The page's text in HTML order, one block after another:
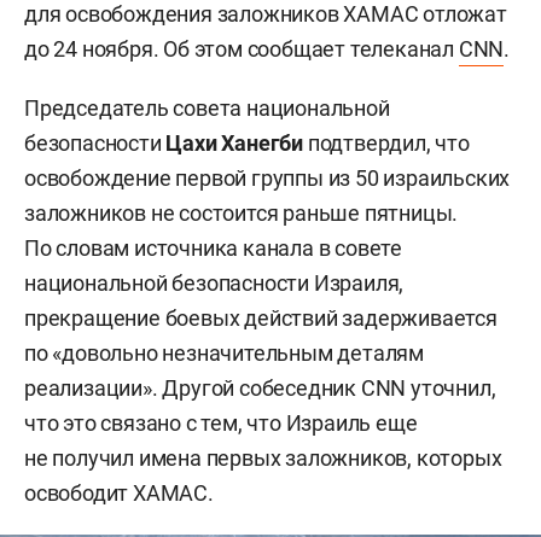
для освобождения заложников ХАМАС отложат
до 24 ноября. Об этом сообщает телеканал CNN.
Председатель совета национальной
безопасности Цахи Ханегби подтвердил, что
освобождение первой группы из 50 израильских
заложников не состоится раньше пятницы.
По словам источника канала в совете
национальной безопасности Израиля,
прекращение боевых действий задерживается
по «довольно незначительным деталям
реализации». Другой собеседник CNN уточнил,
что это связано с тем, что Израиль еще
не получил имена первых заложников, которых
освободит ХАМАС.